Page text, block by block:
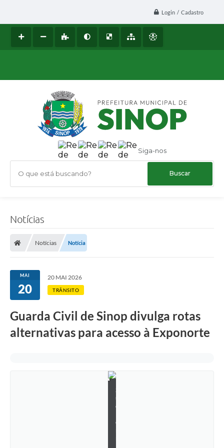
Login / Cadastro
Siga-nos
O que está buscando?
Notícias
Notícias Notícia
MAI
20
20 MAI 2026
TRÂNSITO
Guarda Civil de Sinop divulga rotas
alternativas para acesso à Exponorte
S
u
e
e